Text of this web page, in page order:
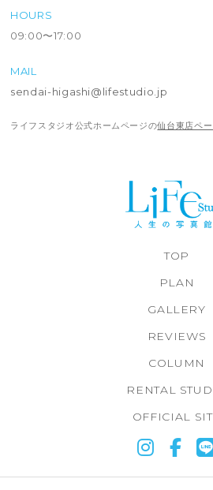
HOURS
09:00〜17:00
MAIL
sendai-higashi@lifestudio.jp
ライフスタジオ公式ホームページの仙台東店ペ
TOP
PLAN
GALLERY
REVIEWS
COLUMN
RENTAL
OFFICIAL